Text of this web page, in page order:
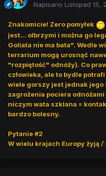
Napisano Listopad 15,
Znakomicie! Zero pomyłek
jest... olbrzymi i można go
Goliata nie ma bata". Wedle
terrarium mogą urosnąć
"rozpiętość" odnóży). Co
człowieka, ale to bydle
wiele gorszy jest jednak jego
zagrożenia pociera odnóżami
niczym wata szklana =
bardzo bolesny.
Pytanie #2
W wielu krajach Europy żyją /